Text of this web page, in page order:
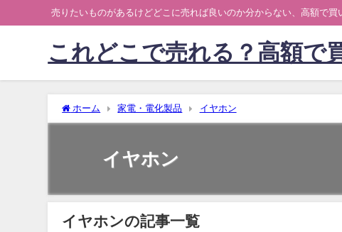
売りたいものがあるけどどこに売れば良いのか分からない、高額で
これどこで売れる？高額で
ホーム 家電・電化製品 イヤホン
イヤホン
イヤホンの記事一覧